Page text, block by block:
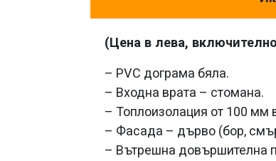
(Цена в лева,
– PVC дограма бяла.
– Входна врата – стомана.
– Топлоизолация от 100 мм
– Фасада – дърво (бор,
– Вътрешна довършителна